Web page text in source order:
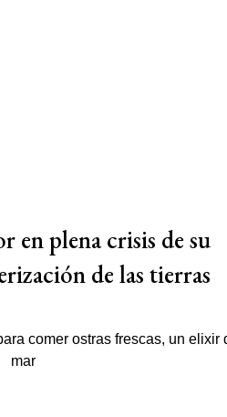
en plena crisis de su
de las tierras